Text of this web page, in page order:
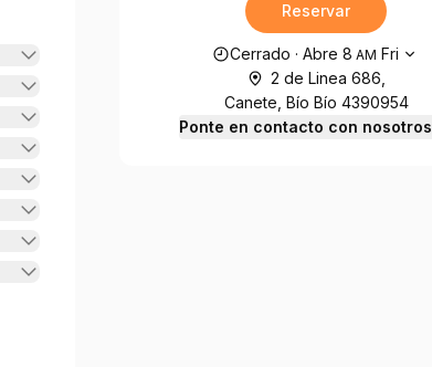
Reservar
Horario de apertura
Cerrado · Abre 8 AM Fri
2 de Linea 686,
Canete, Bío Bío 4390954
Ponte en contacto con nosotros